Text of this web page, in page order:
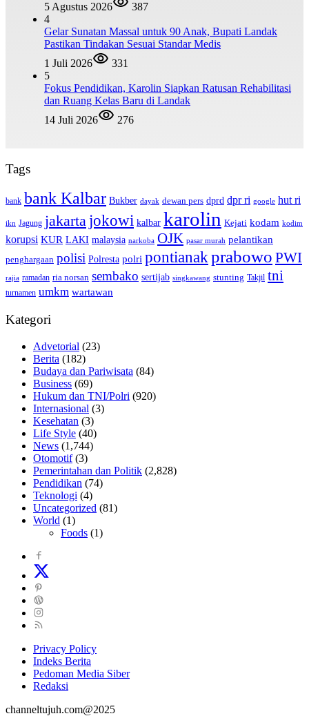
5 Agustus 2026
387
4
Gelar Sunatan Massal untuk 90 Anak, Bupati Landak
Pastikan Tindakan Sesuai Standar Medis
1 Juli 2026
331
5
Fokus Pendidikan, Karolin Siapkan Ratusan Rehabilitasi
dan Ruang Kelas Baru di Landak
14 Juli 2026
276
Tags
bank bank Kalbar Bukber dayak dewan pers dprd dpr ri google hut ri
ikn Jagung jakarta jokowi kalbar karolin Kejati kodam kodim
korupsi KUR LAKI malaysia narkoba OJK pasar murah pelantikan
penghargaan polisi Polresta polri pontianakprabowo PWI
rajia ramadan ria norsan sembako sertijab singkawang stunting Takjil tni
turnamen umkm wartawan
Kategori
Advetorial (23)
Berita (182)
Budaya dan Pariwisata (84)
Business (69)
Hukum dan TNI/Polri (920)
Internasional (3)
Kesehatan (3)
Life Style (40)
News (1,744)
Otomotif(3)
Pemerintahan dan Politik (2,828)
Pendidikan (74)
Teknologi (4)
Uncategorized (81)
World (1)
Foods (1)
Privacy Policy
Indeks Berita
Pedoman Media Siber
Redaksi
channeltujuh.com@2025